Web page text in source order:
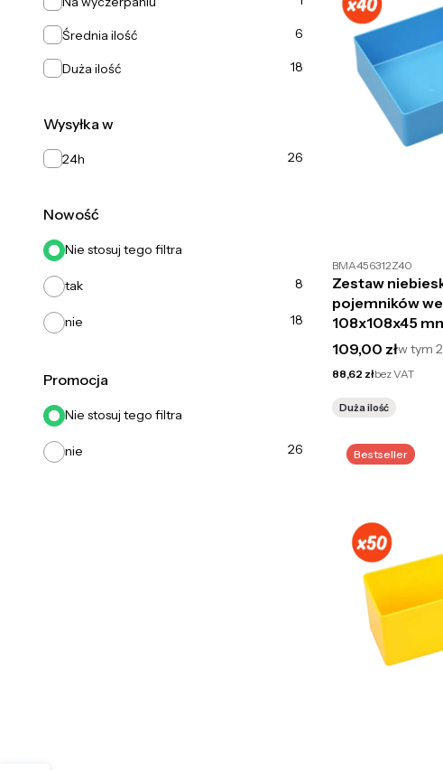
Średnia ilość 6
Duża ilość 18
Wysyłka w
Wysyłka w
24h 26
Nowość
Nie stosuj tego filtra
tak 8
nie 18
Promocja
Nie stosuj tego filtra
nie 26
BMA456312Z40
Zestaw
pojemników
108x108x45
Cena brutto
109,00 złw tym
Cena netto
88,62 złbez VAT
Duża ilość
Bestseller